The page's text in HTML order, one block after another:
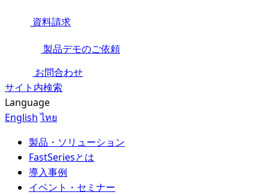
資料請求
製品デモのご依頼
お問合わせ
サイト内検索
Language
English ไทย
製品・ソリューション
FastSeriesとは
導入事例
イベント・セミナー